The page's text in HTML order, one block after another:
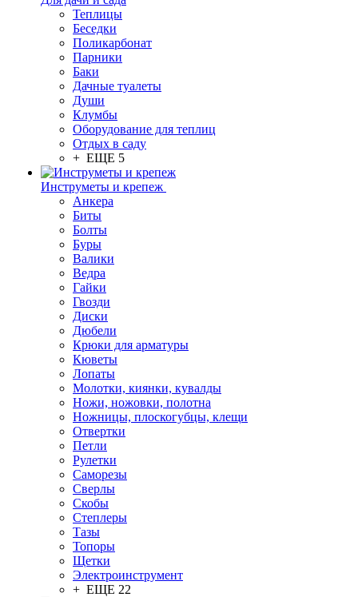
Теплицы
Беседки
Поликарбонат
Парники
Баки
Дачные туалеты
Души
Клумбы
Оборудование для теплиц
Отдых в саду
+ ЕЩЕ 5
Инструметы и крепеж
Анкера
Биты
Болты
Буры
Валики
Ведра
Гайки
Гвозди
Диски
Дюбели
Крюки для арматуры
Кюветы
Лопаты
Молотки, киянки, кувалды
Ножи, ножовки, полотна
Ножницы, плоскогубцы, клещи
Отвертки
Петли
Рулетки
Саморезы
Сверлы
Скобы
Степлеры
Тазы
Топоры
Щетки
Электроинструмент
+ ЕЩЕ 22